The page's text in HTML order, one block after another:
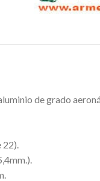
de grado